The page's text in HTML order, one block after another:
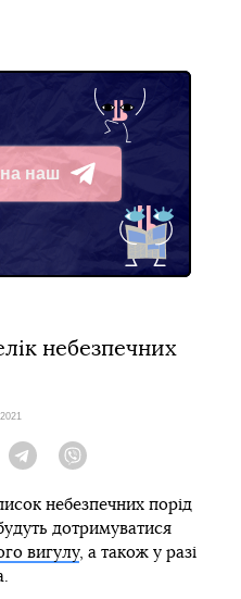
наш
небезпечних
Telegram
небезпечних порід
дотримуватися
вигулу, а також у разі